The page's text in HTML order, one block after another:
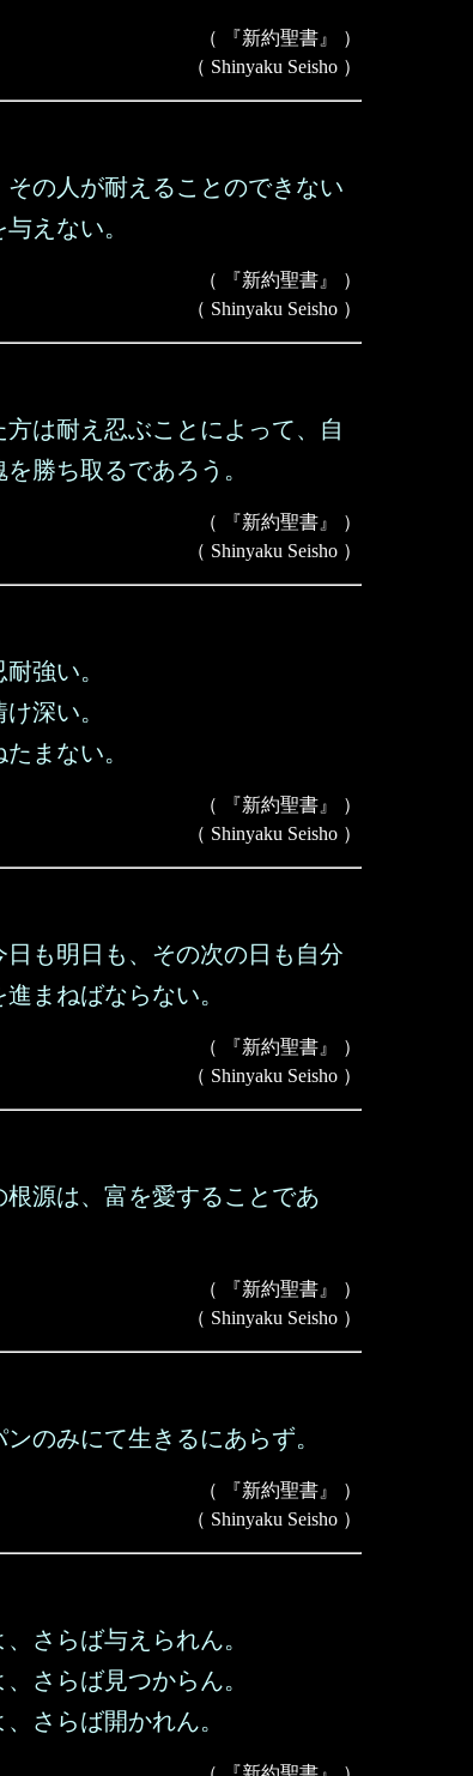
（ 『新約聖書』 ）
（ Shinyaku Seisho ）
その人が耐えることのできない
えない。
（ 『新約聖書』 ）
（ Shinyaku Seisho ）
方は耐え忍ぶことによって、自
勝ち取るであろう。
（ 『新約聖書』 ）
（ Shinyaku Seisho ）
強い。
深い。
まない。
（ 『新約聖書』 ）
（ Shinyaku Seisho ）
日も明日も、その次の日も自分
まねばならない。
（ 『新約聖書』 ）
（ Shinyaku Seisho ）
根源は、富を愛することであ
（ 『新約聖書』 ）
（ Shinyaku Seisho ）
ンのみにて生きるにあらず。
（ 『新約聖書』 ）
（ Shinyaku Seisho ）
さらば与えられん。
さらば見つからん。
、さらば開かれん。